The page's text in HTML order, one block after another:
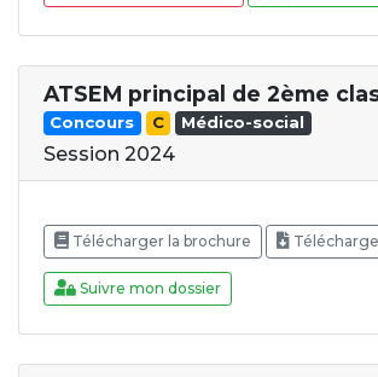
ATSEM principal de 2ème
Concours C Médico-social
Session 2024
Télécharger la brochure
Suivre mon dossier